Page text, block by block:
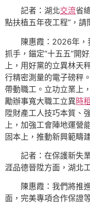
記者：湖北交流省
點扶植五年夜工程”，
陳惠霞：2026年，
抓手，錨定“十五五”開
上，用好黨的立異林天
行精密測量的電子磅秤
帶動職工。立功立業上
勵辦事寬大職工立異時租
陞財產工人技巧本質、
上，加強工會陣地運營
固本上，推動新興範疇
記者：在保護新失
涯品德晉陞方面，湖北
陳惠霞：我們將推
面，完美專項合作保證